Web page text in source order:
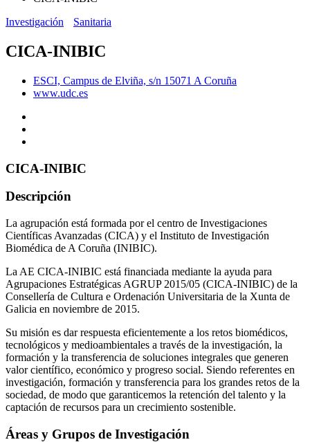
Investigación
Sanitaria
CICA-INIBIC
ESCI, Campus de Elviña, s/n 15071 A Coruña
www.udc.es
CICA-INIBIC
Descripción
La agrupación está formada por el centro de Investigaciones
Científicas Avanzadas (CICA) y el Instituto de Investigación
Biomédica de A Coruña (INIBIC).
La AE CICA-INIBIC está financiada mediante la ayuda para
Agrupaciones Estratégicas AGRUP 2015/05 (CICA-INIBIC) de la
Consellería de Cultura e Ordenación Universitaria de la Xunta de
Galicia en noviembre de 2015.
Su misión es dar respuesta eficientemente a los retos biomédicos,
tecnológicos y medioambientales a través de la investigación, la
formación y la transferencia de soluciones integrales que generen
valor científico, económico y progreso social. Siendo referentes en
investigación, formación y transferencia para los grandes retos de la
sociedad, de modo que garanticemos la retención del talento y la
captación de recursos para un crecimiento sostenible.
Áreas y Grupos de Investigación